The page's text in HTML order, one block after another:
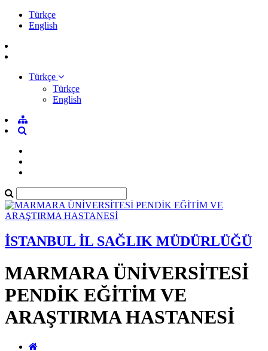
Türkçe
English
Türkçe
Türkçe
English
İSTANBUL İL SAĞLIK MÜDÜRLÜĞÜ
MARMARA ÜNİVERSİTESİ
PENDİK EĞİTİM VE
ARAŞTIRMA HASTANESİ